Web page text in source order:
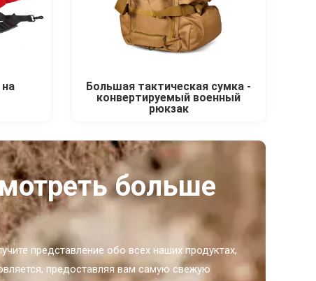
Большая тактическая сумка -
конвертируемый военный
рюкзак
больше
представление обо всех наших продуктах,
предоставляя вам самую свежую